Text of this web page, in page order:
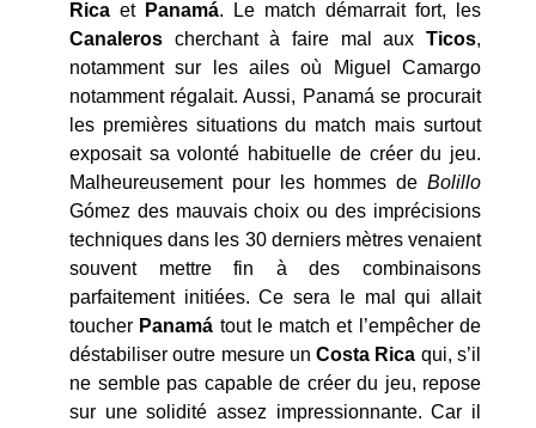
Rica et Panamá. Le match démarrait fort, les
Canaleros cherchant à faire mal aux Ticos,
notamment sur les ailes où Miguel Camargo
notamment régalait. Aussi, Panamá se procurait
les premières situations du match mais surtout
exposait sa volonté habituelle de créer du jeu.
Malheureusement pour les hommes de Bolillo
Gómez des mauvais choix ou des imprécisions
techniques dans les 30 derniers mètres venaient
souvent mettre fin à des combinaisons
parfaitement initiées. Ce sera le mal qui allait
toucher Panamá tout le match et l’empêcher de
déstabiliser outre mesure unCosta Rica qui, s’il
ne semble pas capable de créer du jeu, repose
sur une solidité assez impressionnante. Car il